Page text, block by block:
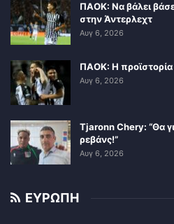
ΠΑΟΚ: Να βάλει
στην Άντερλεχτ
Αυγ 6, 2026
ΠΑΟΚ: Η προϊστορία
Αυγ 6, 2026
Tjaronn Chery: “Θα
ρεβάνς!”
Αυγ 6, 2026
ΕΥΡΩΠΗ